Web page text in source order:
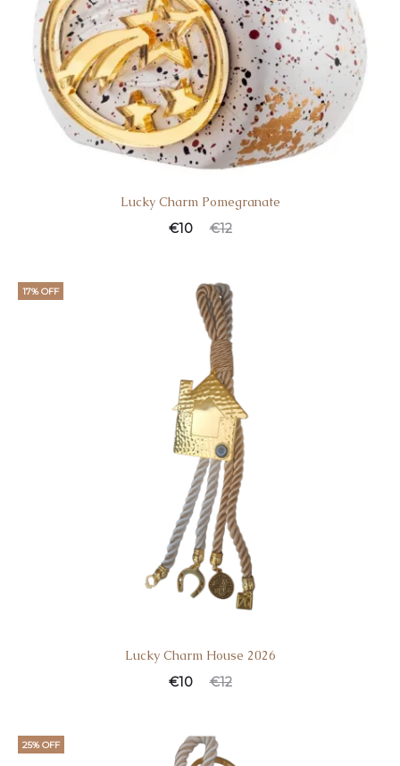
Lucky Charm Pomegranate
€12
€10
17% OFF
Lucky Charm House 2026
€12
€10
25% OFF